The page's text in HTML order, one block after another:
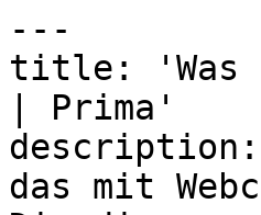
---
title: 'Was
| Prima'
das mit